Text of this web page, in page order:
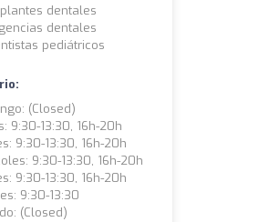
dentales
dentales
pediátricos
(closed)
9:30-13:30, 16h-20h
9:30-13:30, 16h-20h
9:30-13:30, 16h-20h
9:30-13:30, 16h-20h
9:30-13:30
(closed)